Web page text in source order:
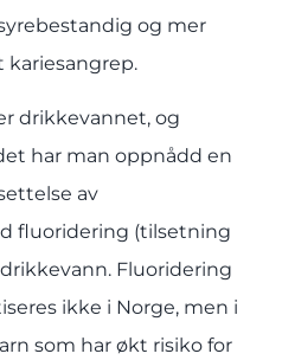
og mer
drikkevannet, og
har man oppnådd en
av
fluoridering (tilsetning
Fluoridering
ikke i Norge, men i
som har økt risiko for